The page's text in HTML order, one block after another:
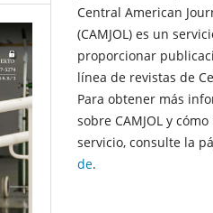
Central American
(CAMJOL) es un
proporcionar
línea de revistas de
Para obtener más
sobre CAMJOL y
servicio, consulte la
de.